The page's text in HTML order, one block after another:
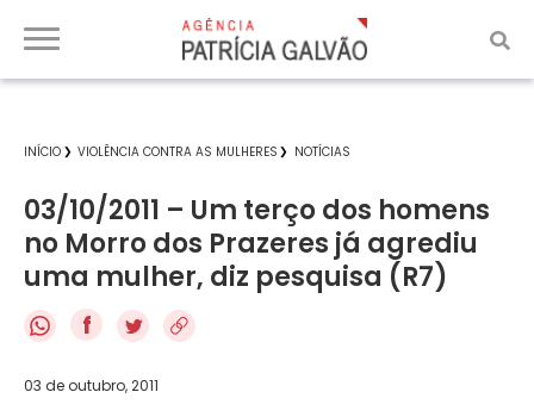
INÍCIO VIOLÊNCIA CONTRA AS MULHERES NOTÍCIAS
03/10/2011 – Um terço dos homens
no Morro dos Prazeres já agrediu
uma mulher, diz pesquisa (R7)
f
03 de outubro, 2011